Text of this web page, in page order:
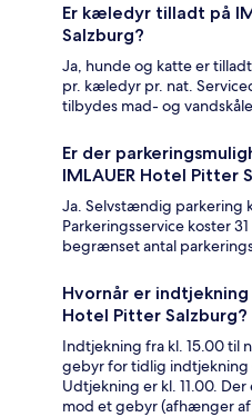
Er kæledyr tilladt på
Salzburg?
Ja, hunde og katte er
pr. kæledyr pr. nat.
tilbydes mad- og
Er der
IMLAUER Hotel Pitter
Ja. Selvstændig parkering
Parkeringsservice koster
begrænset antal
Hvornår er indtjekning
Hotel Pitter Salzburg?
Indtjekning fra kl. 15.00 til
gebyr for tidlig
Udtjekning er kl. 11.00.
mod et gebyr (afhænger